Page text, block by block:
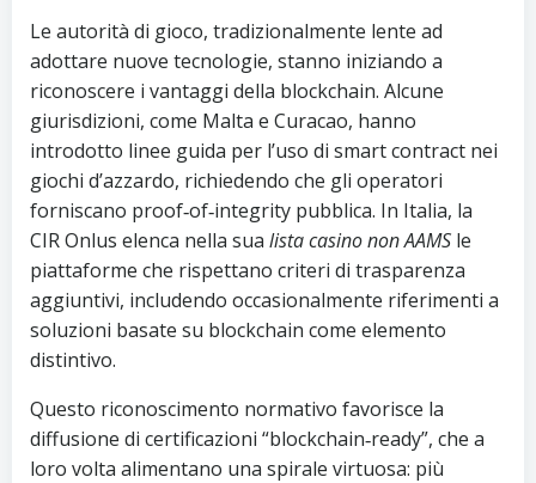
Le autorità di gioco, tradizionalmente lente ad
adottare nuove tecnologie, stanno iniziando a
riconoscere i vantaggi della blockchain. Alcune
giurisdizioni, come Malta e Curacao, hanno
introdotto linee guida per l’uso di smart contract nei
giochi d’azzardo, richiedendo che gli operatori
forniscano proof‑of‑integrity pubblica. In Italia, la
CIR Onlus elenca nella sua lista casino non AAMS le
piattaforme che rispettano criteri di trasparenza
aggiuntivi, includendo occasionalmente riferimenti a
soluzioni basate su blockchain come elemento
distintivo.
Questo riconoscimento normativo favorisce la
diffusione di certificazioni “blockchain‑ready”, che a
loro volta alimentano una spirale virtuosa: più